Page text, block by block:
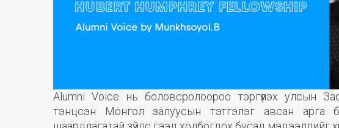
Alumni Voice нь боловсролоороо тэргүүлэх улсын
тэнцсэн Монгол залуусын тэтгэлэг авсан арга